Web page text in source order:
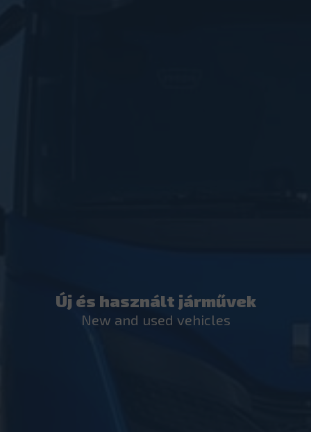
Új és használt járművek
New and used vehicles